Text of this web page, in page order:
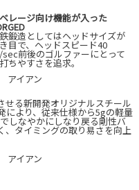
レージ向け機能が入った
鍛造としてはヘッドサイズが
目で、ヘッドスピード40
前後のゴルファーにとって
ちやすさを追求。
せる新開発オリジナルスチール
により、従来仕様から5gの軽量
しなやかにしなり戻る剛性バ
、タイミングの取り易さを向上